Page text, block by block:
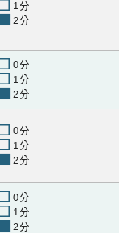
1分
2分
0分
1分
2分
0分
1分
2分
0分
1分
2分